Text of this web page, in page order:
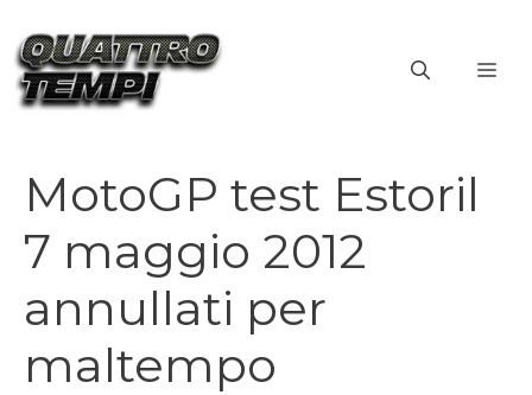
contenuto
MotoGP test Estoril
7 maggio 2012
annullati per
maltempo